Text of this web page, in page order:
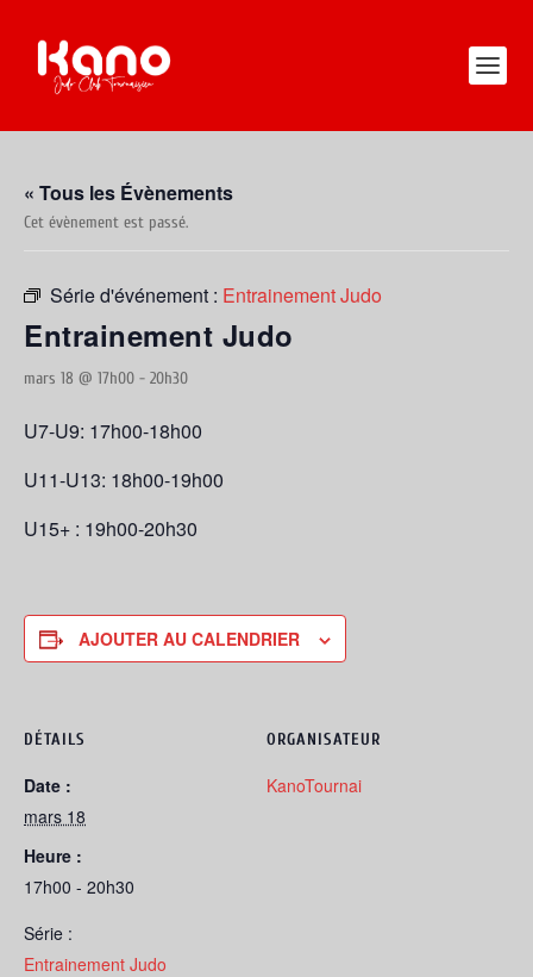
« Tous les Évènements
Cet évènement est passé.
Série d'événement : Entrainement Judo
Entrainement Judo
mars 18 @ 17h00 - 20h30
U7-U9: 17h00-18h00
U11-U13: 18h00-19h00
U15+ : 19h00-20h30
AJOUTER AU CALENDRIER
DÉTAILS
Date :
mars 18
Heure :
17h00 - 20h30
Série :
Entrainement Judo
ORGANISATEUR
KanoTournai